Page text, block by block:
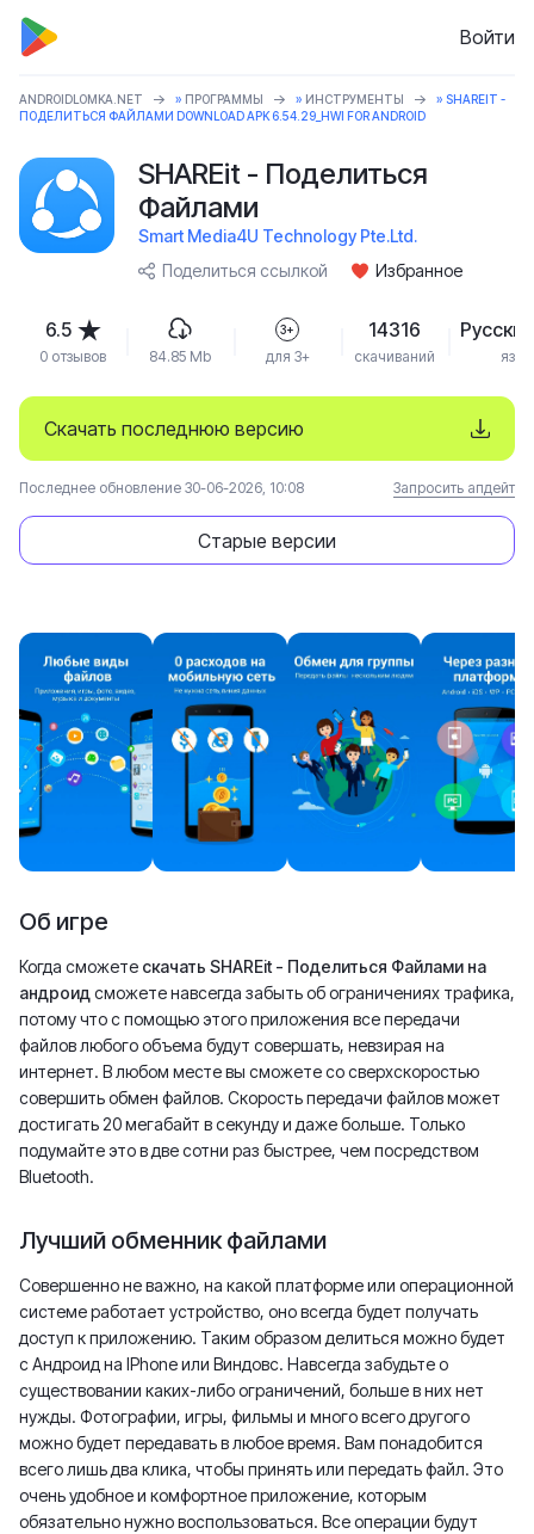
Войти
ANDROIDLOMKA.NET » ПРОГРАММЫ » ИНСТРУМЕНТЫ
» SHAREIT -
ПОДЕЛИТЬСЯ ФАЙЛАМИ DOWNLOAD APK 6.54.29_HWI FOR ANDROID
SHAREit - Поделиться
Файлами
Smart Media4U Technology Pte.Ltd.
Поделиться ссылкой
Избранное
Скачать последнюю версию
Старые версии
Последнее обновление 30-06-2026, 10:08 Запросить апдейт
6.5
0 отзывов 84.85 Mb
3+
для 3+
14316
скачиваний
Русский
язык
Об игре
Когда сможете скачать SHAREit - Поделиться Файлами на
андроидсможете навсегда забыть об ограничениях трафика,
потому что с помощью этого приложения все передачи
файлов любого объема будут совершать, невзирая на
интернет. В любом месте вы сможете со сверхскоростью
совершить обмен файлов. Скорость передачи файлов может
достигать 20 мегабайт в секунду и даже больше. Только
подумайте это в две сотни раз быстрее, чем посредством
Bluetooth.
Лучший обменник файлами
Совершенно не важно, на какой платформе или операционной
системе работает устройство, оно всегда будет получать
доступ к приложению. Таким образом делиться можно будет
с Андроид на IPhone или Виндовс. Навсегда забудьте о
существовании каких-либо ограничений, больше в них нет
нужды. Фотографии, игры, фильмы и много всего другого
можно будет передавать в любое время. Вам понадобится
всего лишь два клика, чтобы принять или передать файл. Это
очень удобное и комфортное приложение, которым
обязательно нужно воспользоваться. Все операции будут